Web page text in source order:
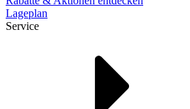
Lageplan
Service